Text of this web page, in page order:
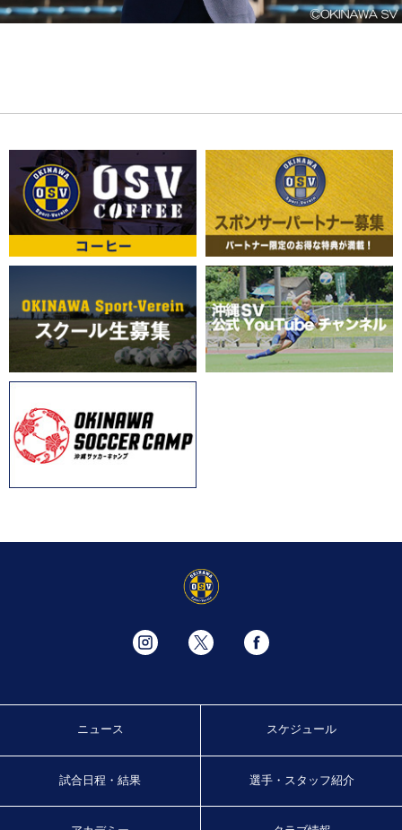
ニュース スケジュール
試合日程・結果 選手・スタッフ紹介